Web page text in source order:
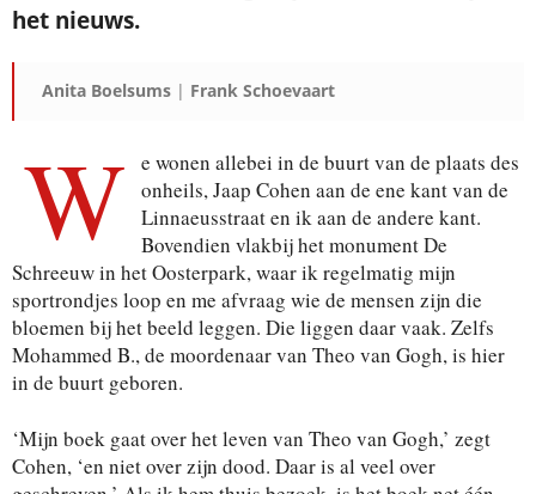
het nieuws.
Anita Boelsums | Frank Schoevaart
W
e wonen allebei in de buurt van de plaats des
onheils, Jaap Cohen aan de ene kant van de
Linnaeusstraat en ik aan de andere kant.
Bovendien vlakbij het monument De
Schreeuw in het Oosterpark, waar ik regelmatig mijn
sportrondjes loop en me afvraag wie de mensen zijn die
bloemen bij het beeld leggen. Die liggen daar vaak. Zelfs
Mohammed B., de moordenaar van Theo van Gogh, is hier
in de buurt geboren.
‘Mijn boek gaat over het leven van Theo van Gogh,’ zegt
Cohen, ‘en niet over zijn dood. Daar is al veel over